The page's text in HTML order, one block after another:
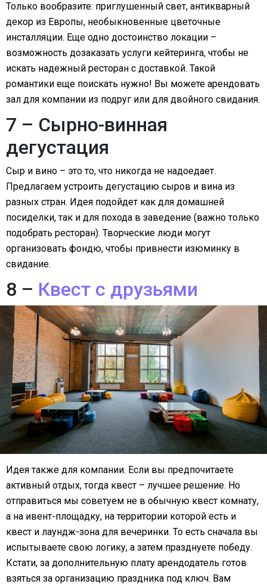
Только вообразите: приглушенный свет, антикварный
декор из Европы, необыкновенные цветочные
инсталляции. Еще одно достоинство локации –
возможность дозаказать услуги кейтеринга, чтобы не
искать надежный ресторан с доставкой. Такой
романтики еще поискать нужно! Вы можете арендовать
зал для компании из подруг или для двойного свидания.
7 – Сырно-винная
дегустация
Сыр и вино – это то, что никогда не надоедает.
Предлагаем устроить дегустацию сыров и вина из
разных стран. Идея подойдет как для домашней
посиделки, так и для похода в заведение (важно только
подобрать ресторан). Творческие люди могут
организовать фондю, чтобы привнести изюминку в
свидание.
8 – Квест с друзьями
Идея также для компании. Если вы предпочитаете
активный отдых, тогда квест – лучшее решение. Но
отправиться мы советуем не в обычную квест комнату,
а на ивент-площадку, на территории которой есть и
квест и лаундж-зона для вечеринки. То есть сначала вы
испытываете свою логику, а затем празднуете победу.
Кстати, за дополнительную плату арендодатель готов
взяться за организацию праздника под ключ. Вам